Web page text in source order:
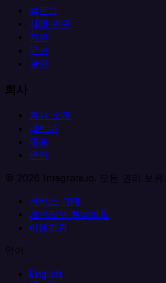
블로그
사례 연구
지원
문서
보안
회사
회사 소개
파트너
채용
문의
© 2026 Integrate.io. 모든 권리 보유.
서비스 상태
개인정보 처리방침
이용약관
언어
English